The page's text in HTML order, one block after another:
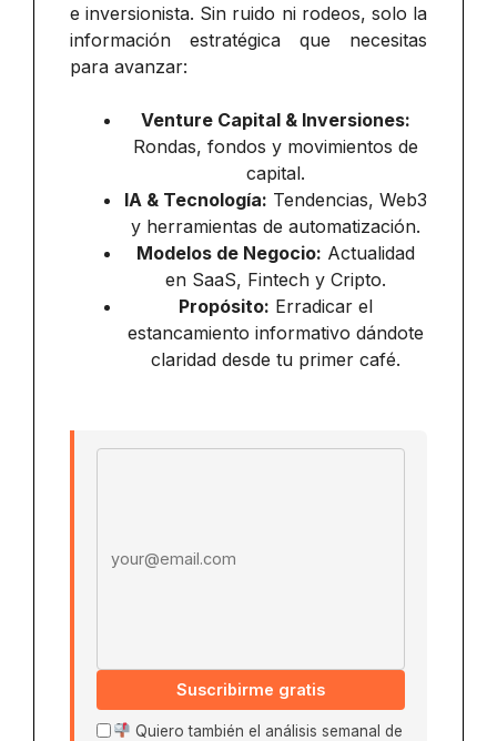
e inversionista. Sin ruido ni rodeos, solo la
información estratégica que necesitas
para avanzar:
Venture Capital & Inversiones:
Rondas, fondos y movimientos de
capital.
IA & Tecnología: Tendencias, Web3
y herramientas de automatización.
Modelos de Negocio: Actualidad
en SaaS, Fintech y Cripto.
Propósito: Erradicar el
estancamiento informativo dándote
claridad desde tu primer café.
Suscribirme gratis
Quiero también el análisis semanal de